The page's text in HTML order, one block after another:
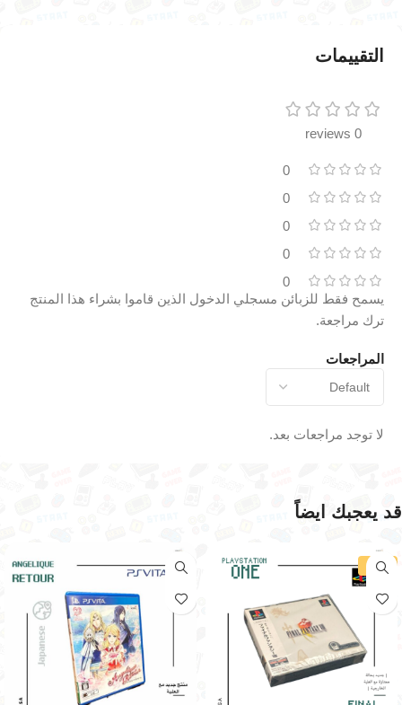
التقييمات
0 reviews
0
0
0
0
0
المراجعات
لا توجد مراجعات بعد.
يسمح فقط للزبائن مسجلي الدخول الذين قاموا بشراء هذا المنتج
ترك مراجعة.
قد يعجبك ايضاً
-29%